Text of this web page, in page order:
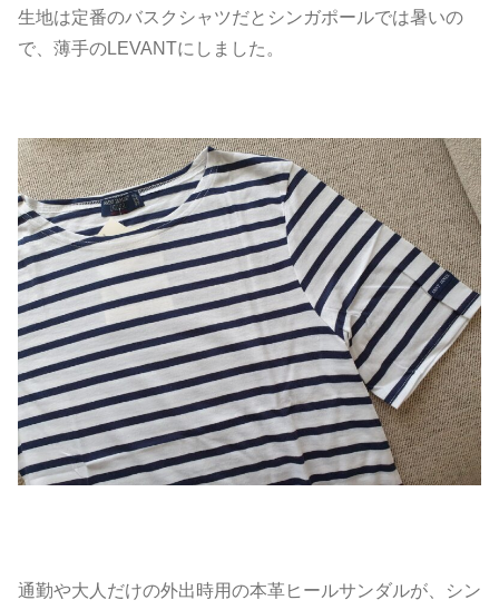
生地は定番のバスクシャツだとシンガポールでは暑いの
で、薄手のLEVANTにしました。
通勤や大人だけの外出時用の本革ヒールサンダルが、シン